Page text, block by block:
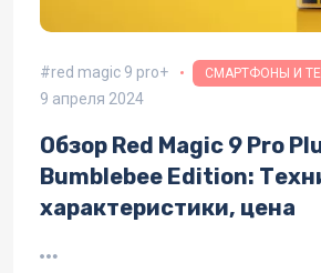
red magic 9 pro+ СМАРТФОНЫ И
9 апреля 2024
Обзор Red Magic 9 Pro
Bumblebee Edition:
характеристики, цена